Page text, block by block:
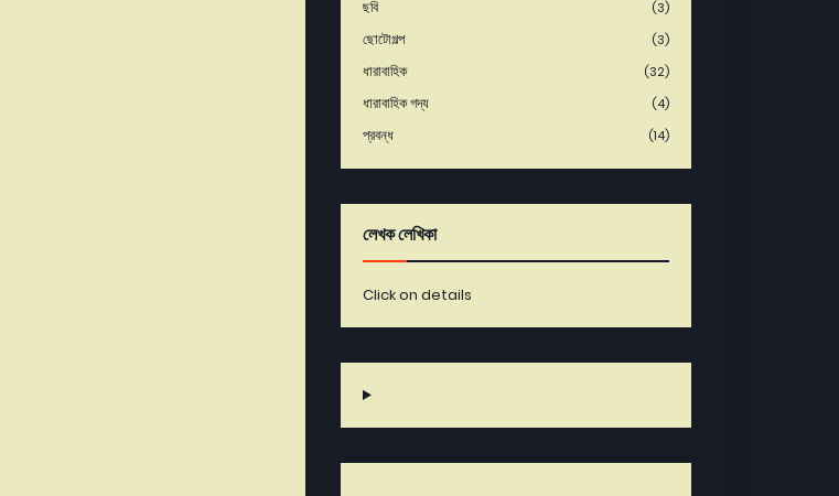
ছবি (3)
ছোটোগল্প (3)
ধারাবাহিক (32)
ধারাবাহিক গদ্য (4)
প্রবন্ধ (14)
লেখক লেখিকা
Click on details